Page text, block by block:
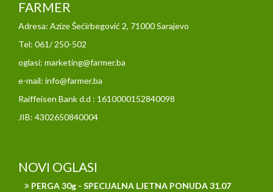
FARMER
Adresa: Azize Šećirbegović 2, 71000 Sarajevo
Tel: 061/ 250-502
oglasi: marketing@farmer.ba
e-mail: info@farmer.ba
Raiffeisen Bank d.d : 1610000152840098
JIB: 4302650840004
NOVI OGLASI
PERGA 30g - SPECIJALNA LJETNA PONUDA 31.07